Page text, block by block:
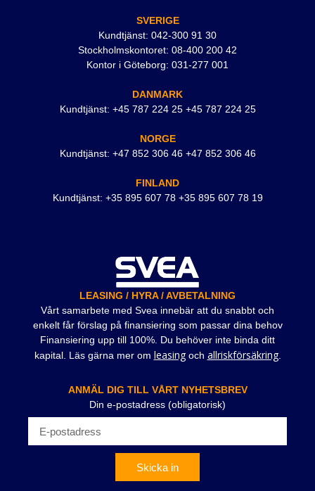
SVERIGE
Kundtjänst: 042-300 91 30
Stockholmskontoret: 08-400 200 42
Kontor i Göteborg: 031-277 001
DANMARK
Kundtjänst: +45 787 224 25 +45 787 224 25
NORGE
Kundtjänst: +47 852 306 46 +47 852 306 46
FINLAND
Kundtjänst: +35 895 607 78 +35 895 607 78 19
LEASING / HYRA / AVBETALNING
Vårt samarbete med Svea innebär att du snabbt och
enkelt får förslag på finansiering som passar dina behov
Finansiering upp till 100%. Du behöver inte binda ditt
kapital. Läs gärna mer om leasingoch allriskförsäkring.
ANMÄL DIG TILL VÅRT NYHETSBREV
Din e-postadress (obligatorisk)
Skicka in